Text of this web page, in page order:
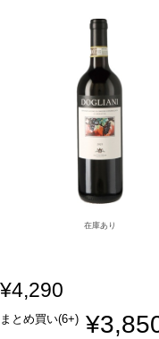
ィンテージが在庫切れの場合、
テージに変更されます、ご了承
在庫あり
¥4,290
まとめ買い(6+)